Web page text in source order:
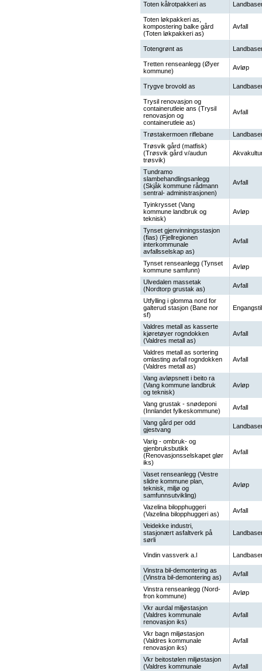
Toten kålrotpakkeri as
Toten løkpakkeri as,
kompostering balke gård
(Toten løkpakkeri as)
Avfall
Totengrønt as
Tretten renseanlegg (Øyer
kommune)
Avløp
Trygve brovold as
Trysil renovasjon og
containerutleie ans (Trysil
renovasjon og
containerutleie as)
Avfall
Trøstakermoen riflebane
Trøsvik gård (matfisk)
(Trøsvik gård v/audun
trøsvik)
Tundramo
slambehandlingsanlegg
(Skjåk kommune rådmann
sentral- administrasjonen)
Avfall
Tyinkrysset (Vang
kommune landbruk og
teknisk)
Avløp
Tynset gjenvinningsstasjon
(fias) (Fjellregionen
interkommunale
avfallsselskap as)
Avfall
Tynset renseanlegg (Tynset
kommune samfunn)
Avløp
Ulvedalen massetak
(Nordtorp grustak as)
Avfall
Utfylling i glomma nord for
galterud stasjon (Bane nor
sf)
Valdres metall as kasserte
kjøretøyer rogndokken
(Valdres metall as)
Avfall
Valdres metall as sortering
omlasting avfall rogndokken
(Valdres metall as)
Avfall
Vang avløpsnett i beito ra
(Vang kommune landbruk
og teknisk)
Avløp
Vang grustak - snødeponi
(Innlandet fylkeskommune)
Avfall
Vang gård per odd
gjestvang
Varig - ombruk- og
gjenbruksbutikk
(Renovasjonsselskapet glør
iks)
Avfall
Vaset renseanlegg (Vestre
slidre kommune plan,
teknisk, miljø og
samfunnsutvikling)
Avløp
Vazelina bilopphuggeri
(Vazelina bilopphuggeri as)
Avfall
Veidekke industri,
stasjonært asfaltverk på
sørli
Vindin vassverk a.l
Vinstra bil-demontering as
(Vinstra bil-demontering as)
Avfall
Vinstra renseanlegg (Nord-
fron kommune)
Avløp
Vkr aurdal miljøstasjon
(Valdres kommunale
renovasjon iks)
Avfall
Vkr bagn miljøstasjon
(Valdres kommunale
renovasjon iks)
Avfall
Vkr beitostølen miljøstasjon
(Valdres kommunale
Avfall